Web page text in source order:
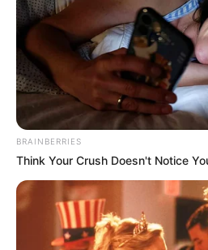
BRAINBERRIES
Think Your Crush Doesn't Notice